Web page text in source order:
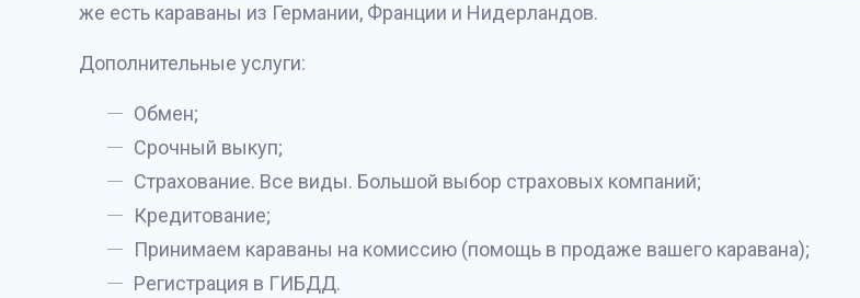
же есть караваны из Германии, Франции и Нидерландов.
Дополнительные услуги:
Обмен;
Срочный выкуп;
Страхование. Все виды. Большой выбор страховых компаний;
Кредитование;
Принимаем караваны на комиссию (помощь в продаже вашего каравана);
Регистрация в ГИБДД.